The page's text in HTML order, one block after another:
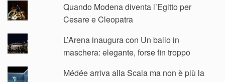
Quando Modena diventa l’Egitto per
Cesare e Cleopatra
L’Arena inaugura con Un ballo in
maschera: elegante, forse fin troppo
Médée arriva alla Scala ma non è più la